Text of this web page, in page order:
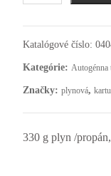
Katalógové číslo:
Kategórie: Autogénna
Značky: plynová,
330 g plyn /